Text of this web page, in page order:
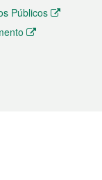
Públicos